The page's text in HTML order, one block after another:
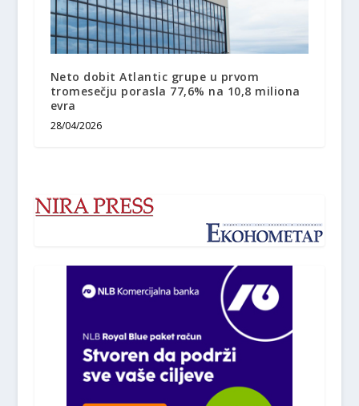
Neto dobit Atlantic grupe u prvom
tromesečju porasla 77,6% na 10,8 miliona
evra
28/04/2026